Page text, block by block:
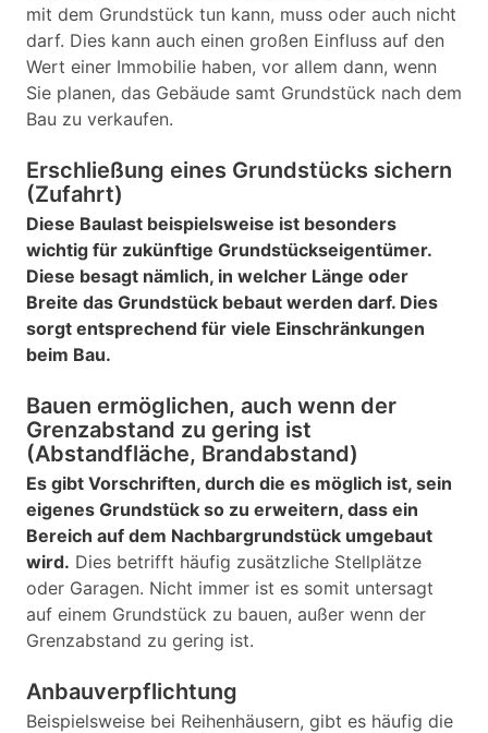
mit dem Grundstück tun kann, muss oder auch nicht
darf. Dies kann auch einen großen Einfluss auf den
Wert einer Immobilie haben, vor allem dann, wenn
Sie planen, das Gebäude samt Grundstück nach dem
Bau zu verkaufen.
Erschließung eines Grundstücks sichern
(Zufahrt)
Diese Baulast beispielsweise ist besonders
wichtig für zukünftige Grundstückseigentümer.
Diese besagt nämlich, in welcher Länge oder
Breite das Grundstück bebaut werden darf. Dies
sorgt entsprechend für viele Einschränkungen
beim Bau.
Bauen ermöglichen, auch wenn der
Grenzabstand zu gering ist
(Abstandfläche, Brandabstand)
Es gibt Vorschriften, durch die es möglich ist, sein
eigenes Grundstück so zu erweitern, dass ein
Bereich auf dem Nachbargrundstück umgebaut
wird. Dies betrifft häufig zusätzliche Stellplätze
oder Garagen. Nicht immer ist es somit untersagt
auf einem Grundstück zu bauen, außer wenn der
Grenzabstand zu gering ist.
Anbauverpflichtung
Beispielsweise bei Reihenhäusern, gibt es häufig die